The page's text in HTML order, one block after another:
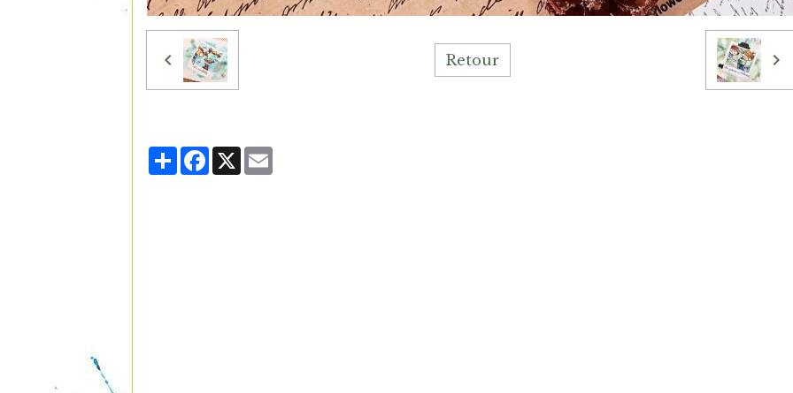
Retour
PartagerFacebook
X